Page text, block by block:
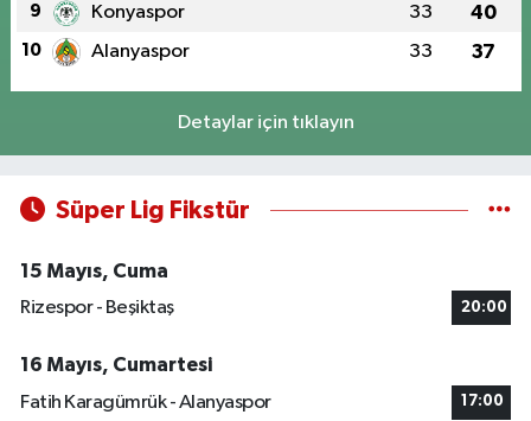
9 Konyaspor 33 40
10 Alanyaspor 33 37
Detaylar için tıklayın
Süper Lig Fikstür
15 Mayıs, Cuma
Rizespor - Beşiktaş
20:00
16 Mayıs, Cumartesi
Fatih Karagümrük - Alanyaspor
17:00